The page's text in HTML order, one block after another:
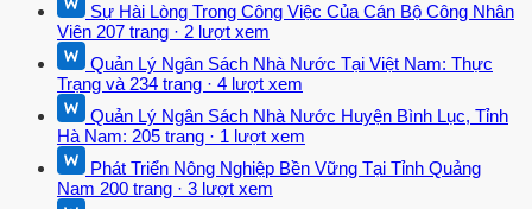
Sự Hài Lòng Trong Công Việc Của Cán Bộ Công Nhân
Viên 207 trang · 2 lượt xem
Quản Lý Ngân Sách Nhà Nước Tại Việt Nam: Thực
Trạng và 234 trang · 4 lượt xem
Quản Lý Ngân Sách Nhà Nước Huyện Bình Lục, Tỉnh
Hà Nam: 205 trang · 1 lượt xem
Phát Triển Nông Nghiệp Bền Vững Tại Tỉnh Quảng
Nam 200 trang · 3 lượt xem